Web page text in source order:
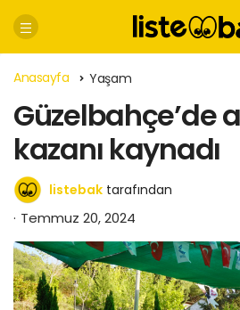
Anasayfa Yaşam
Güzelbahçe’de
kazanı kaynadı
listebak tarafından
Temmuz 20, 2024